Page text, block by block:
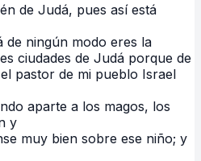
de Judá, pues así está
de ningún modo eres la
ciudades de Judá porque de
pastor de mi pueblo Israel
aparte a los magos, los
y
muy bien sobre ese niño; y